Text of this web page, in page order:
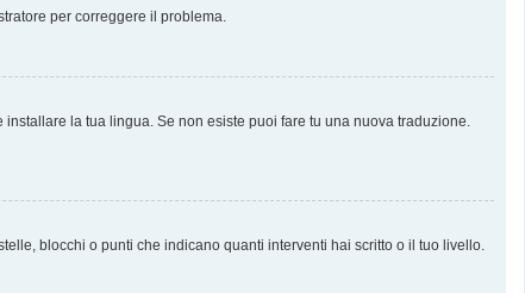
per correggere il problema.
la tua lingua. Se non esiste puoi fare tu una nuova traduzione.
blocchi o punti che indicano quanti interventi hai scritto o il tuo livello.